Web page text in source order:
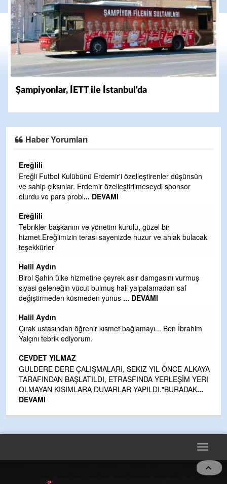
Şampiyonlar, İETT ile İstanbul'da
Haber Yorumları
Ereğlili
Ereğli Futbol Kulübünü Erdemir'i özelleştirenler düşünsün
ve sahip çıksınlar. Erdemir özelleştirilmeseydi sponsor
olurdu ve para probl... DEVAMI
Ereğlili
Tebrikler başkanım ve yönetim kurulu, güzel bir
hizmet.Ereğlimizin terası sayenizde huzur ve ahlak bulacak
teşekkürler
Halil Aydın
Birol Şahin ülke hizmetine çeyrek asır damgasını vurmuş
siyasi geleneğin vücut bulmuş hali yalpalamadan saf
değiştirmeden küsmeden yunus ... DEVAMI
Halil Aydın
Çırak ustasından öğrenir kısmet bağlamayı... Ben İbrahim
Yalçını tebrik ediyorum.
CEVDET YILMAZ
GULDERE DERE ÇALIŞMALARI, SEKIZ YIL ÖNCE ALKAYA
TARAFINDAN BAŞLATILDI, ETRASFINDA YERLEŞİM YERI
OLMAYAN KISIMLARA DUVARLAR YAPILDI."BURADAK...
DEVAMI
Toggle